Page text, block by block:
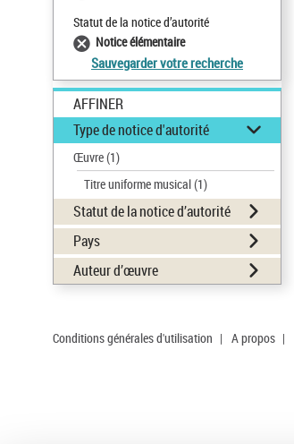
Statut de la notice d’autorité
Notice élémentaire
Sauvegarder votre recherche
AFFINER
Type de notice d'autorité
Œuvre(1)
Titre uniforme musical(1)
Statut de la notice d’autorité
Pays
Auteur d’œuvre
Conditions générales d'utilisation | A propos |